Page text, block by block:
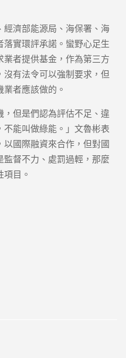
濟部能源局、海保署、海
實環評承諾。蠻野心足生
者提供基金，作為第三方
有法令可以強制要求，但
者應該做的。
，但是們認為評估不足、違
能叫做綠能。」文魯彬表
國際融資來合作，但對國
督不力、處罰過輕，那麼
目。